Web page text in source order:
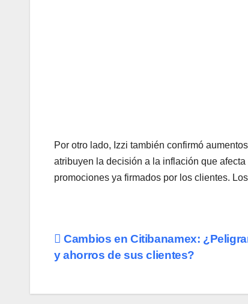
Por otro lado, Izzi también confirmó
atribuyen la decisión a la inflación que
promociones ya firmados por los clientes.
Navegación
de
entradas
Cambios en Citibanamex:
y ahorros de sus clientes?